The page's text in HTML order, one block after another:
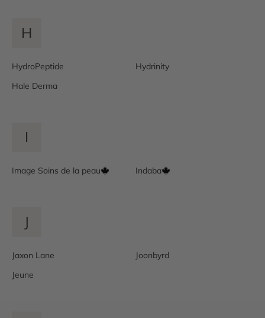
H
HydroPeptide
Hydrinity
Hale Derma
I
Image Soins de la peau Indaba
J
Jaxon Lane
Joonbyrd
Jeune